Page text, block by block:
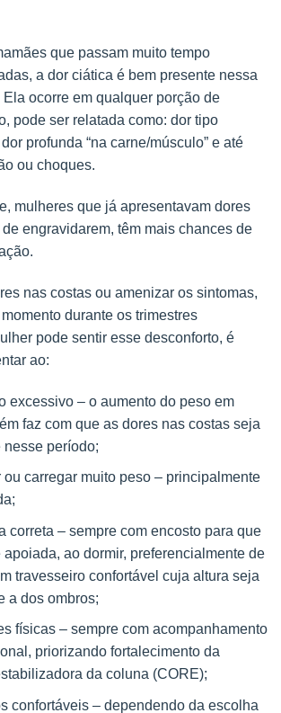
que passam muito tempo
a dor ciática é bem presente nessa
ocorre em qualquer porção de
pode ser relatada como: dor tipo
profunda “na carne/músculo” e até
ou choques.
mulheres que já apresentavam dores
engravidarem, têm mais chances de
nas costas ou amenizar os sintomas,
durante os trimestres
pode sentir esse desconforto, é
ao:
excessivo – o aumento do peso em
faz com que as dores nas costas seja
nesse período;
ou carregar muito peso – principalmente
correta – sempre com encosto para que
ao dormir, preferencialmente de
travesseiro confortável cuja altura seja
a dos ombros;
físicas – sempre com acompanhamento
priorizando fortalecimento da
da coluna (CORE);
confortáveis – dependendo da escolha